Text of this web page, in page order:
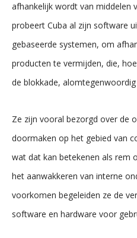
afhankelijk wordt van middelen
probeert Cuba al zijn software
gebaseerde systemen, om
producten te vermijden, die,
de blokkade,
Ze zijn vooral bezorgd over de
doormaken op het gebied van
wat dat kan betekenen als rem
het aanwakkeren van interne
voorkomen begeleiden ze de
software en hardware voor